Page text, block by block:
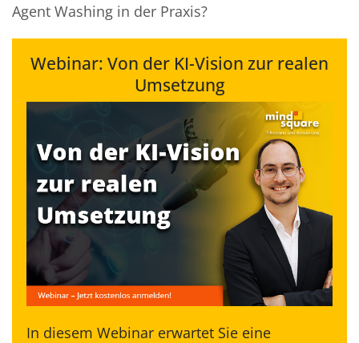
Agent Washing in der Praxis?
Webinar: Von der KI-Vision zur realen
Umsetzung
In diesem Webinar erwartet Sie eine